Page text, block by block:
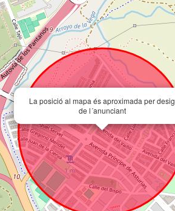
La posició al mapa és aproximada per desig
de l´anunciant